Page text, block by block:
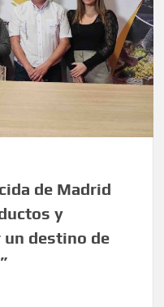
de Madrid
y
destino de